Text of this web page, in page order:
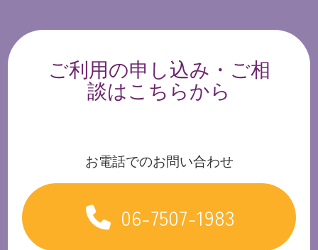
ご利用の申し込み・ご相
談はこちらから
お電話でのお問い合わせ
06-7507-1983